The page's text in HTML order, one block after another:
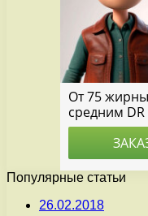
Популярные статьи
26.02.2018